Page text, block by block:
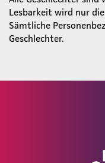
Lesbarkeit wird nur
Sämtliche
Geschlechter.